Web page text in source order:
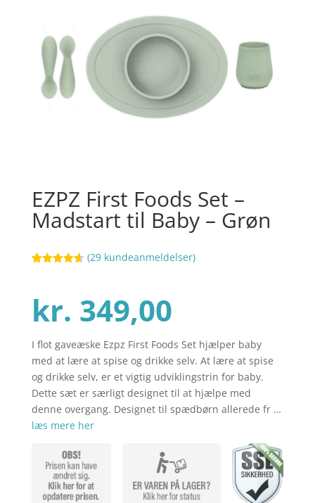
EZPZ First Foods Set –
Madstart til Baby – Grøn
baseret på
kundebedø
mmelser
(29 kundeanmeldelser)
kr. 349,00
I flot gaveæske Ezpz First Foods Set hjælper baby
med at lære at spise og drikke selv. At lære at spise
og drikke selv, er et vigtig udviklingstrin for baby.
Dette sæt er særligt designet til at hjælpe med
denne overgang. Designet til spædbørn allerede fr …
læs mere her